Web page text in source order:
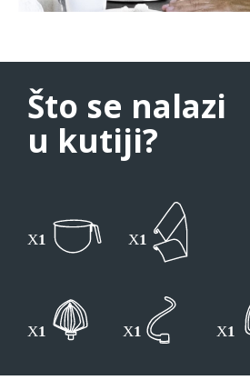
Što se nalazi
u kutiji?